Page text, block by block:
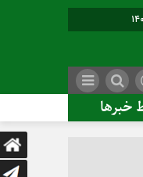
ساختمان اداری جدید ممنوع؛